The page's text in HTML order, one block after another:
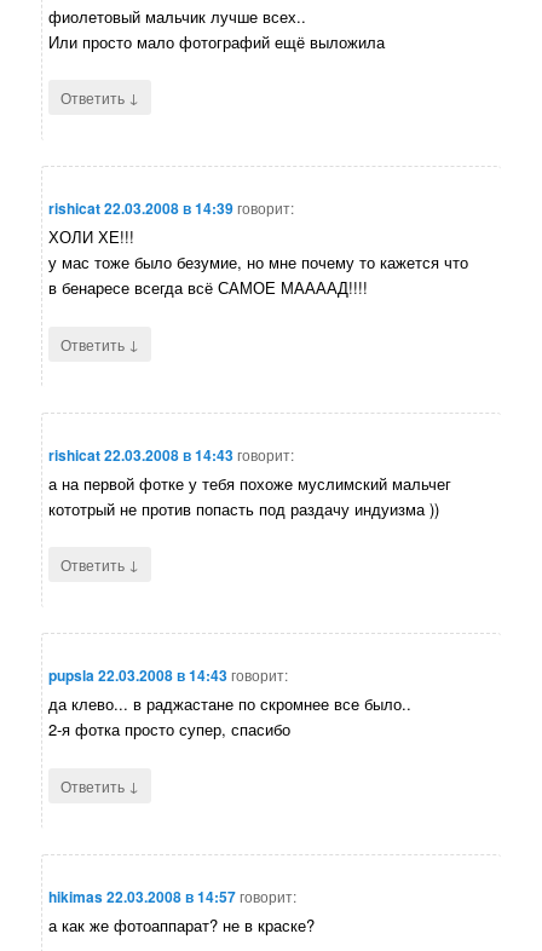
фиолетовый мальчик лучше всех..
Или просто мало фотографий ещё выложила
Ответить ↓
rishicat22.03.2008 в 14:39говорит:
ХОЛИ ХЕ!!!
у мас тоже было безумие, но мне почему то кажется что
в бенаресе всегда всё САМОЕ МААААД!!!!
Ответить ↓
rishicat22.03.2008 в 14:43говорит:
а на первой фотке у тебя похоже муслимский мальчег
кототрый не против попасть под раздачу индуизма ))
Ответить ↓
pupsla22.03.2008 в 14:43говорит:
да клево... в раджастане по скромнее все было..
2-я фотка просто супер, спасибо
Ответить ↓
hikimas22.03.2008 в 14:57говорит:
а как же фотоаппарат? не в краске?